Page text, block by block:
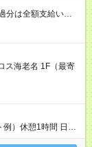
は全額支給いたし
月 みなし残業時
定します。 ・上記
与のベースアップ
【試用期
用形態、給与は本
ス海老名 1F（最寄
）休憩1時間 日